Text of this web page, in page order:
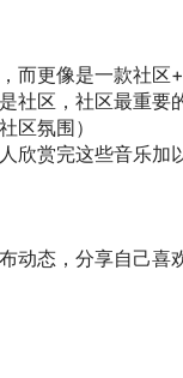
而更像是一款社区+
社区，社区最重
区氛围）
欣赏完这些音乐
动态，分享自己